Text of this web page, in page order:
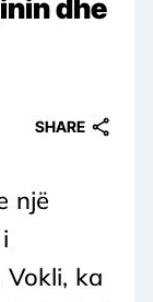
dhe
SHARE
një
ka